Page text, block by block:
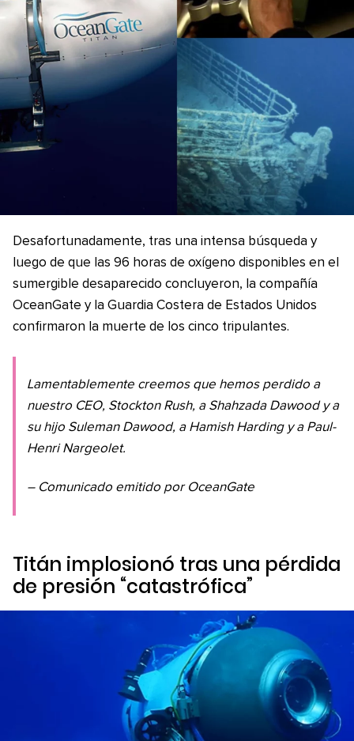
Desafortunadamente, tras una intensa búsqueda y
luego de que las 96 horas de oxígeno disponibles en el
sumergible desaparecido concluyeron, la compañía
OceanGate y la Guardia Costera de Estados Unidos
confirmaron la muerte de los cinco tripulantes.
Lamentablemente creemos que hemos perdido a
nuestro CEO, Stockton Rush, a Shahzada Dawood y a
su hijo Suleman Dawood, a Hamish Harding y a Paul-
Henri Nargeolet.
– Comunicado emitido por OceanGate
Titán implosionó tras una pérdida
de presión “catastrófica”